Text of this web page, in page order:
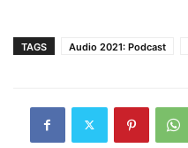
TAGS Audio 2021: Podcast